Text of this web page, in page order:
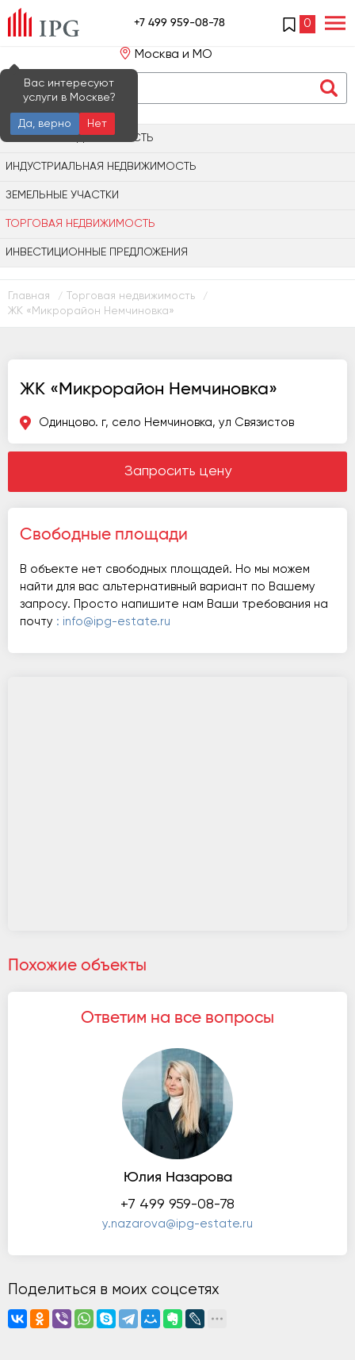
+7 499 959-08-78 0
Москва и МО
Вас интересуют
услуги в Москве?
Да, верно
Нет
ОФИСНАЯ НЕДВИЖИМОСТЬ
ИНДУСТРИАЛЬНАЯ НЕДВИЖИМОСТЬ
ЗЕМЕЛЬНЫЕ УЧАСТКИ
ТОРГОВАЯ НЕДВИЖИМОСТЬ
ИНВЕСТИЦИОННЫЕ ПРЕДЛОЖЕНИЯ
Главная / Торговая недвижимость /
ЖК «Микрорайон Немчиновка»
ЖК «Микрорайон Немчиновка»
Одинцово. г, село Немчиновка, ул Связистов
Запросить цену
Свободные площади
В объекте нет свободных площадей. Но мы можем
найти для вас альтернативный вариант по Вашему
запросу. Просто напишите нам Ваши требования на
почту : info@ipg-estate.ru
Похожие объекты
Ответим на все вопросы
Юлия Назарова
+7 499 959-08-78
y.nazarova@ipg-estate.ru
Поделиться в моих соцсетях